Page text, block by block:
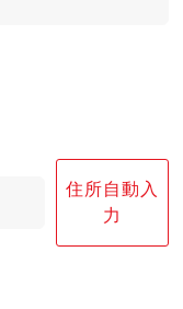
住所自動入
力